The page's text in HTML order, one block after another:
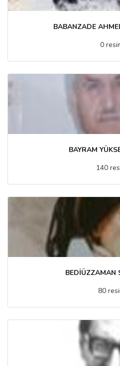
BABANZADE
0
BAYRAM
140
BEDİÜZZAMAN
80